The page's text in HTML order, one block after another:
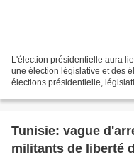
L'élection présidentielle aura
une élection législative et des
élections présidentielle,
Tunisie: vague
militants de liberté